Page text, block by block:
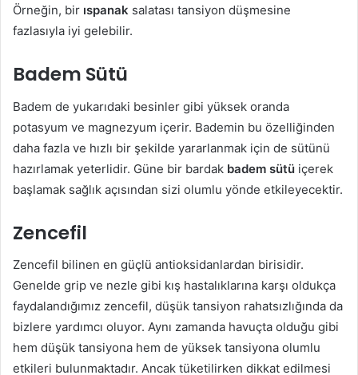
Örneğin, bir ıspanak salatası tansiyon düşmesine
fazlasıyla iyi gelebilir.
Badem Sütü
Badem de yukarıdaki besinler gibi yüksek oranda
potasyum ve magnezyum içerir. Bademin bu özelliğinden
daha fazla ve hızlı bir şekilde yararlanmak için de sütünü
hazırlamak yeterlidir. Güne bir bardak badem sütü içerek
başlamak sağlık açısından sizi olumlu yönde etkileyecektir.
Zencefil
Zencefil bilinen en güçlü antioksidanlardan birisidir.
Genelde grip ve nezle gibi kış hastalıklarına karşı oldukça
faydalandığımız zencefil, düşük tansiyon rahatsızlığında da
bizlere yardımcı oluyor. Aynı zamanda havuçta olduğu gibi
hem düşük tansiyona hem de yüksek tansiyona olumlu
etkileri bulunmaktadır. Ancak tüketilirken dikkat edilmesi